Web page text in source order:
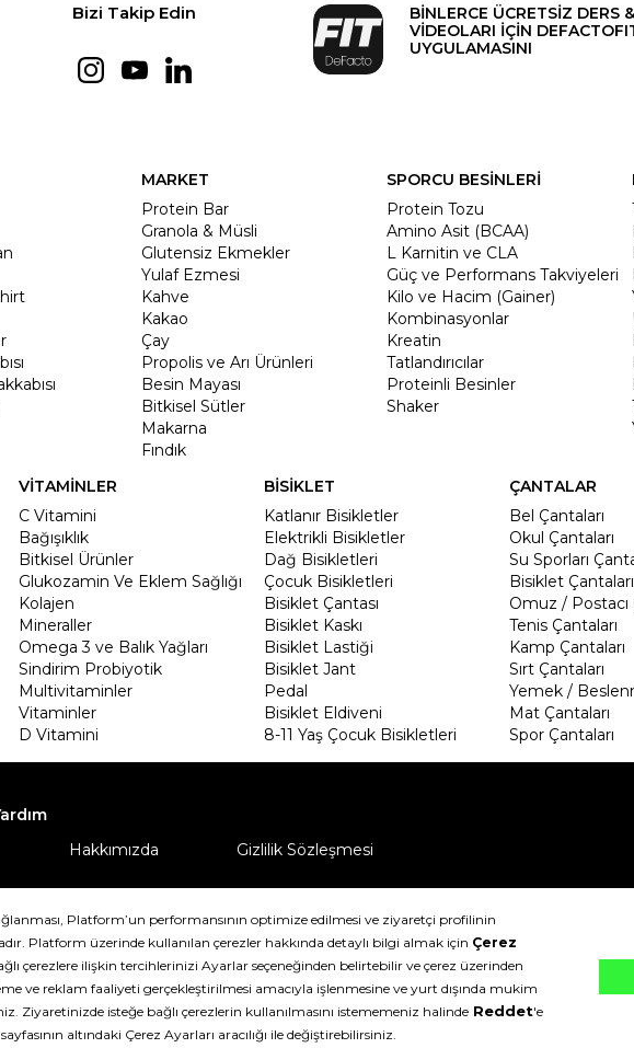
Bizi Takip Edin
BİNLERCE ÜCRETSİZ DERS
VİDEOLARI İÇİN
UYGULAMASINI
MARKET
Protein Bar
Granola & Müsli
Glutensiz Ekmekler
Yulaf Ezmesi
Kahve
Kakao
Çay
Propolis ve Arı Ürünleri
Besin Mayası
Bitkisel Sütler
Makarna
Fındık
SPORCU BESİNLERİ
Protein Tozu
Amino Asit (BCAA)
L Karnitin ve CLA
Güç ve Performans Takviyeleri
Kilo ve Hacim (Gainer)
Kombinasyonlar
Kreatin
Tatlandırıcılar
Proteinli Besinler
Shaker
VİTAMİNLER
C Vitamini
Bağışıklık
Bitkisel Ürünler
Glukozamin Ve Eklem Sağlığı
Kolajen
Mineraller
Omega 3 ve Balık Yağları
Sindirim Probiyotik
Multivitaminler
Vitaminler
D Vitamini
BİSİKLET
Katlanır Bisikletler
Elektrikli Bisikletler
Dağ Bisikletleri
Çocuk Bisikletleri
Bisiklet Çantası
Bisiklet Kaskı
Bisiklet Lastiği
Bisiklet Jant
Pedal
Bisiklet Eldiveni
8-11 Yaş Çocuk Bisikletleri
ÇANTALAR
Bel Çantaları
Okul Çantaları
Su Sporları
Bisiklet Çantaları
Omuz / Postacı
Tenis Çantaları
Kamp Çantaları
Sırt Çantaları
Yemek /
Mat Çantaları
Spor Çantaları
Hakkımızda Gizlilik Sözleşmesi
Tüm hakları saklıdır.